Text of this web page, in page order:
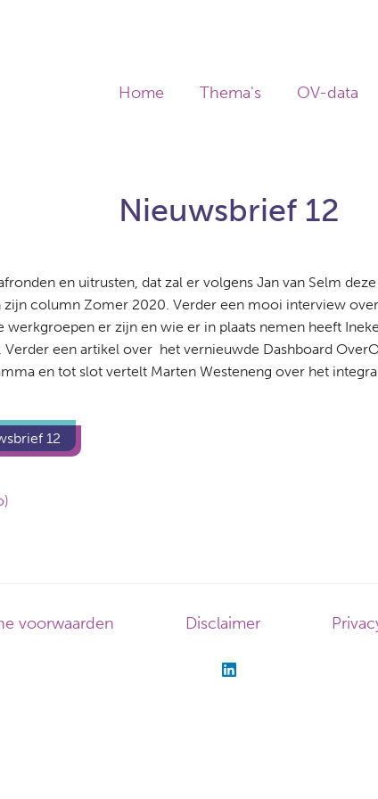
Home Thema's OV-data
Nieuwsbrief 12
en uitrusten, dat zal er volgens Jan van Selm
zijn column Zomer 2020. Verder een mooi interview
werkgroepen er zijn en wie er in plaats nemen heeft
een artikel over het vernieuwde Dashboard
en tot slot vertelt Marten Westeneng over het
12
voorwaarden Disclaimer